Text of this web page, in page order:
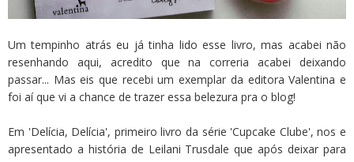
Um tempinho atrás eu já tinha lido esse livro, mas acabei não
resenhando aqui, acredito que na correria acabei deixando
passar... Mas eis que recebi um exemplar da editora Valentina e
foi aí que vi a chance de trazer essa belezura pra o blog!
Em 'Delícia, Delícia', primeiro livro da série 'Cupcake Clube', nos e
apresentado a história de Leilani Trusdale que após deixar para